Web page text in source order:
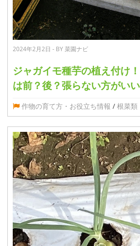
2024年2月2日 - BY 菜園ナビ
ジャガイモ種芋の植え付け
は前？後？張らない方がい
作物の育て方・お役立ち情報 / 根菜類